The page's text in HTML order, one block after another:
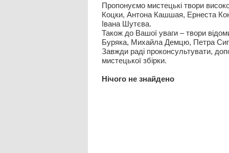
Пропонуємо мистецькі твори
Коцки, Антона Кашшая, Ернеста
Івана Шутєва.
Також до Вашої уваги – твори
Буряка, Михайла Демцю, Петра
Завжди раді проконсультувати,
мистецької збірки.
Нiчого не знайдено